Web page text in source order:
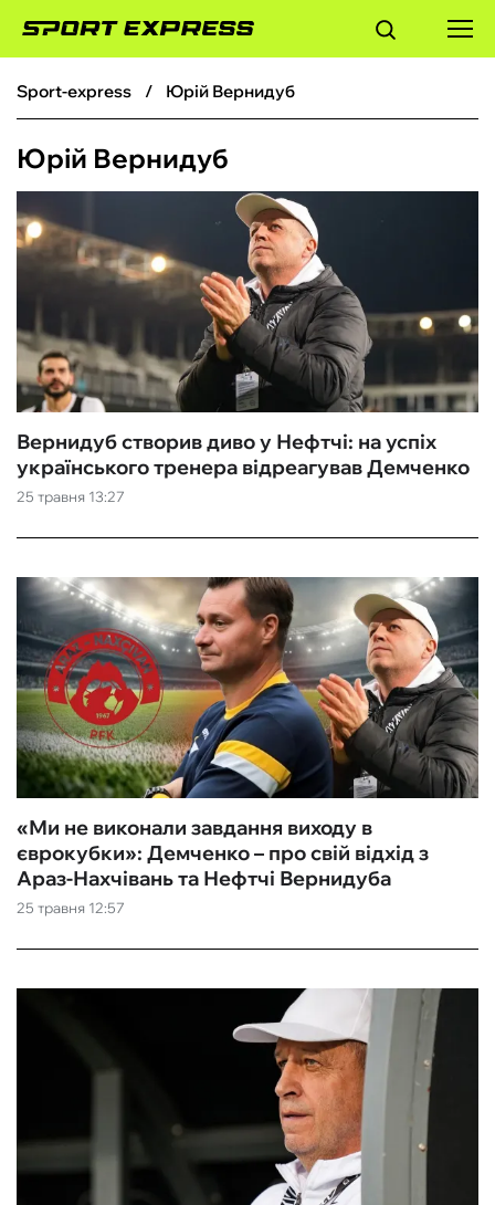
ФУТБОЛ
БАСКЕТБОЛ
БОКС
ТЕНІС
КІБЕРСПОРТ
ЧС-2026
ФУТЗАЛ
ІНШІ
БУКМЕКЕРИ
sport-express Юрій Вернидуб
Юрій Вернидуб
25 травня 13:27
Вернидуб створив диво у Нефтчі: на успіх
українського тренера відреагував Демченко
25 травня 12:57
«Ми не виконали завдання виходу в
єврокубки»: Демченко – про свій відхід з
Араз-Нахчівань та Нефтчі Вернидуба